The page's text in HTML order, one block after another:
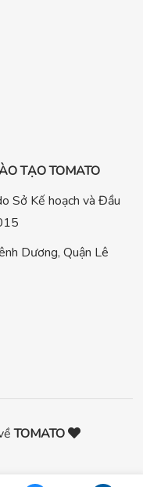
TẠO TOMATO
Sở Kế hoạch và Đầu
Dương, Quận Lê
TOMATO